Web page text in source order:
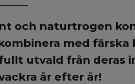
och naturtrogen
med färska
utvald från deras
år efter år!